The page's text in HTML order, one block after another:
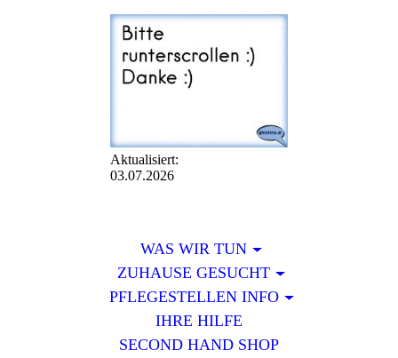
Aktualisiert:
03.07.2026
WAS WIR TUN
ZUHAUSE GESUCHT
PFLEGESTELLEN INFO
IHRE HILFE
SECOND HAND SHOP